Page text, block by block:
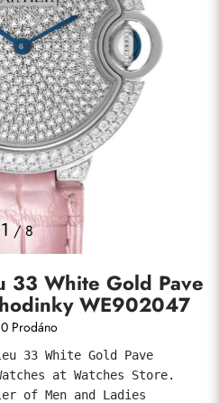
1 /8
33 White Gold Pave
WE902047
0 Prodáno
33 White Gold Pave
at Watches Store.
of Men and Ladies